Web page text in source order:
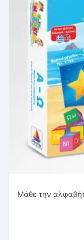
Μάθε την